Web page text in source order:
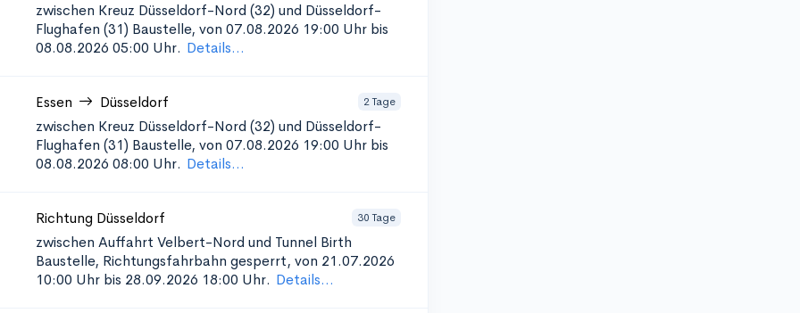
zwischen Kreuz Düsseldorf-Nord (32) und Düsseldorf-
Flughafen (31) Baustelle, von 07.08.2026 19:00 Uhr bis
08.08.2026 05:00 Uhr. Details...
Essen Düsseldorf 2 Tage
zwischen Kreuz Düsseldorf-Nord (32) und Düsseldorf-
Flughafen (31) Baustelle, von 07.08.2026 19:00 Uhr bis
08.08.2026 08:00 Uhr. Details...
Richtung Düsseldorf 30 Tage
zwischen Auffahrt Velbert-Nord und Tunnel Birth
Baustelle, Richtungsfahrbahn gesperrt, von 21.07.2026
10:00 Uhr bis 28.09.2026 18:00 Uhr. Details...